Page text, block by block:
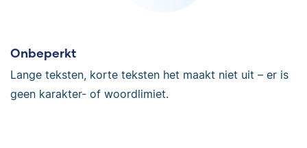
Onbeperkt
Lange teksten, korte teksten het maakt niet uit – er is
geen karakter- of woordlimiet.